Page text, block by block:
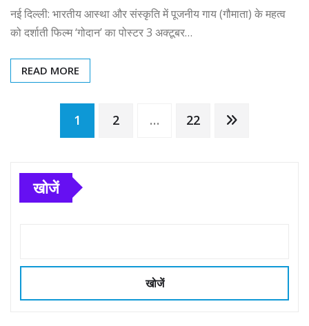
नई दिल्ली: भारतीय आस्था और संस्कृति में पूजनीय गाय (गौमाता) के महत्व
को दर्शाती फिल्म ‘गोदान’ का पोस्टर 3 अक्टूबर…
READ MORE
Posts
pagination
1 2 … 22
खोजें
खोजें